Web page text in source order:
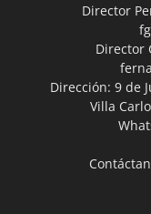
Director
Director
Dirección: 9 de
Villa